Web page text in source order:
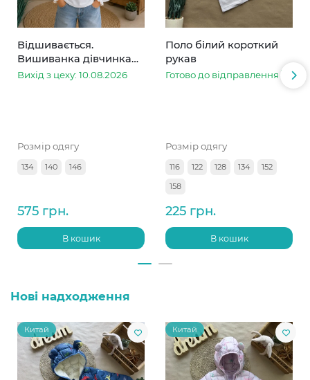
Відшивається.
Вишиванка дівчинка
колоски
Вихід з цеху: 10.08.2026
Розмір одягу
134 140 146
575 грн.
В кошик
Поло білий короткий
рукав
Готово до відправлення
Розмір одягу
116 122 128 134
152
158
225 грн.
В кошик
Нові надходження
Китай Китай